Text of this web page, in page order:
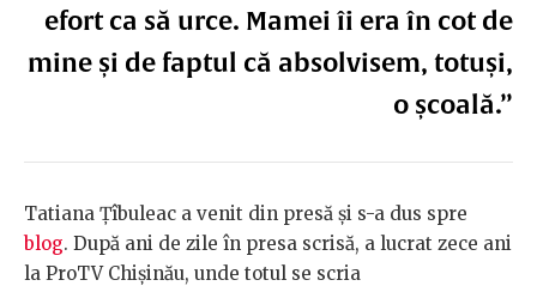
efort ca să urce. Mamei îi era în cot de
mine și de faptul că absolvisem, totuși,
o școală.”
Tatiana Țîbuleac a venit din presă și s-a dus spre
blog. După ani de zile în presa scrisă, a lucrat zece ani
la ProTV Chișinău, unde totul se scria